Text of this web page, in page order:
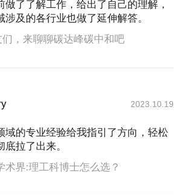
做了了解工作，给出了自己的理解，
涉及的各行业也做了延伸解答。
们，来聊聊碳达峰碳中和吧
2023.10.19
域的专业经验给我指引了方向，轻松
拉了出来。
术界:理工科博士怎么选？